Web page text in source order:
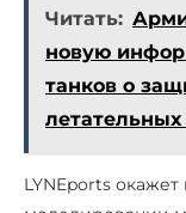
Читать:
новую
танков о
LYNEports